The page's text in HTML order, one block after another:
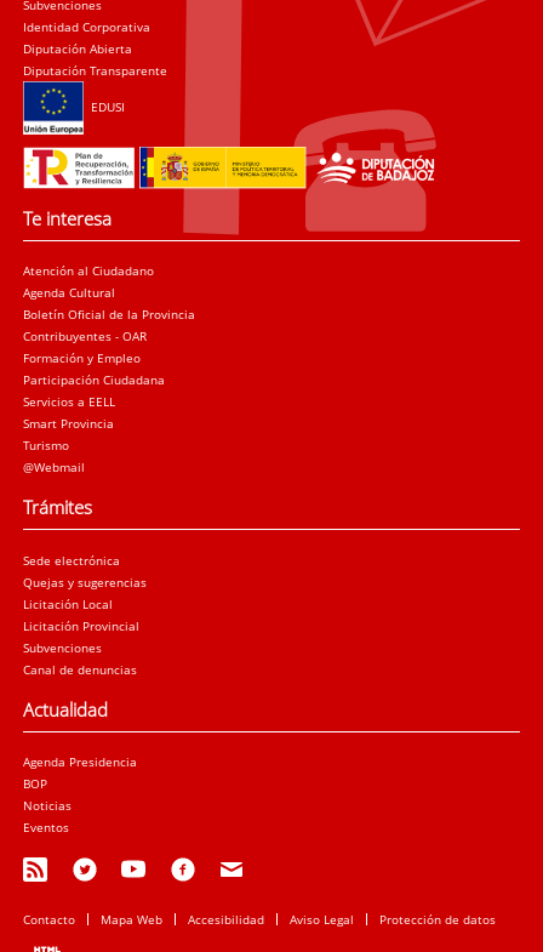
Subvenciones
Identidad Corporativa
Diputación Abierta
Diputación Transparente
EDUSI
Te interesa
Atención al Ciudadano
Agenda Cultural
Boletín Oficial de la Provincia
Contribuyentes - OAR
Formación y Empleo
Participación Ciudadana
Servicios a EELL
Smart Provincia
Turismo
@Webmail
Trámites
Sede electrónica
Quejas y sugerencias
Licitación Local
Licitación Provincial
Subvenciones
Canal de denuncias
Actualidad
Agenda Presidencia
BOP
Noticias
Eventos
Contacto Mapa Web Accesibilidad Aviso Legal Protección de datos